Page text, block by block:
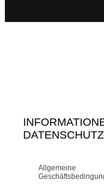
DATENSCHUTZ
Allgemeine